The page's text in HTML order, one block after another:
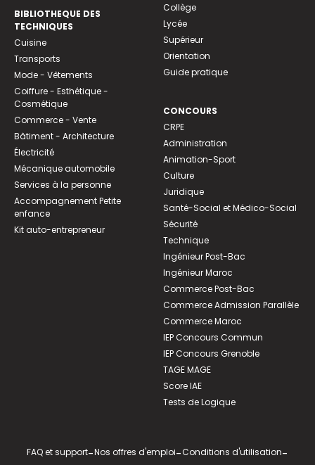
BIBLIOTHEQUE DES
TECHNIQUES
Cuisine
Transports
Mode - Vêtements
Coiffure - Esthétique -
Cosmétique
Commerce - Vente
Bâtiment - Architecture
Électricité
Mécanique automobile
Services à la personne
Accompagnement Petite
enfance
Kit auto-entrepreneur
Collège
Lycée
Supérieur
Orientation
Guide pratique
CONCOURS
CRPE
Administration
Animation-Sport
Culture
Juridique
Santé-Social et Médico-Social
Sécurité
Technique
Ingénieur Post-Bac
Ingénieur Maroc
Commerce Post-Bac
Commerce Admission Parallèle
Commerce Maroc
IEP Concours Commun
IEP Concours Grenoble
TAGE MAGE
Score IAE
Tests de Logique
FAQ et support-Nos offres d'emploi-Conditions d'utilisation-